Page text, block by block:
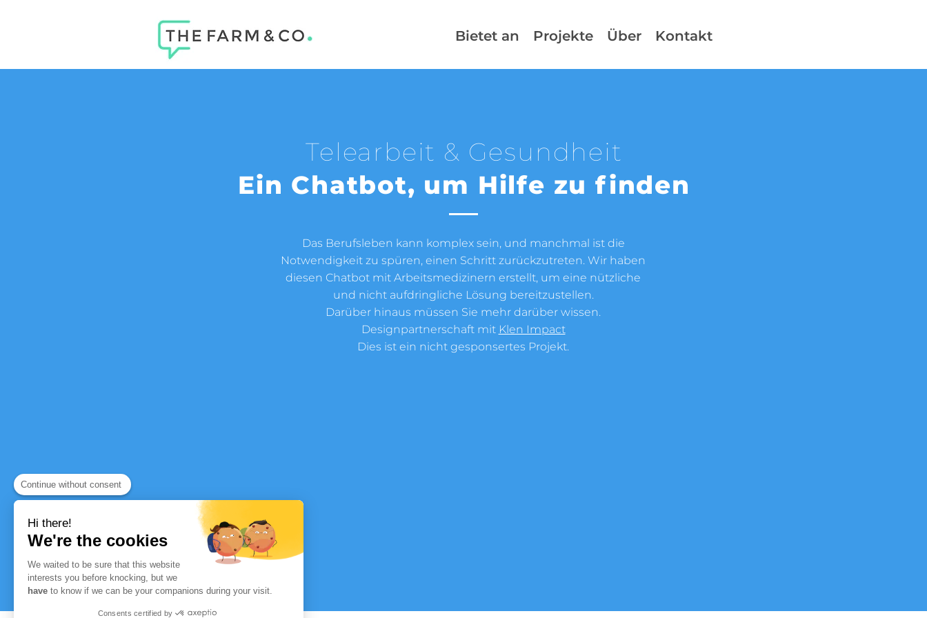
Bietet an Projekte Über Kontakt
Telearbeit & Gesundheit
Ein Chatbot, um Hilfe zu finden
Das Berufsleben kann komplex sein, und manchmal ist die
Notwendigkeit zu spüren, einen Schritt zurückzutreten. Wir haben
diesen Chatbot mit Arbeitsmedizinern erstellt, um eine nützliche
und nicht aufdringliche Lösung bereitzustellen.
Darüber hinaus müssen Sie mehr darüber wissen.
Designpartnerschaft mit Klen Impact
Dies ist ein nicht gesponsertes Projekt.
Continue without consent
Hi there!
We're the cookies
We waited to be sure that this website
interests you before knocking, but we
have to know if we can be your companions during your visit.
Consents certified by